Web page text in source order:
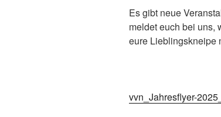
Es gibt neue
meldet euch bei uns,
eure Lieblingskneipe
vvn_Jahresflyer-